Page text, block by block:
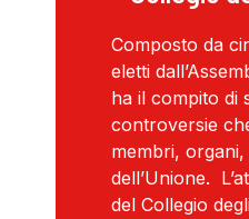
Composto da
eletti
ha il compito di
controversie
membri,
dell’Unione.
del Collegio